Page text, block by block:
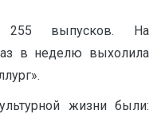
выпусков. На
в неделю выхолила
жизни были: